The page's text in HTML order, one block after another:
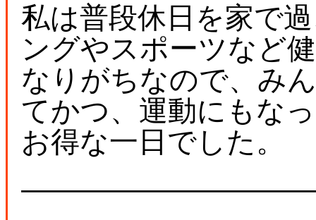
私は普段休日を家で
ングやスポーツなど
なりがちなので、み
てかつ、運動にもな
お得な一日でした。